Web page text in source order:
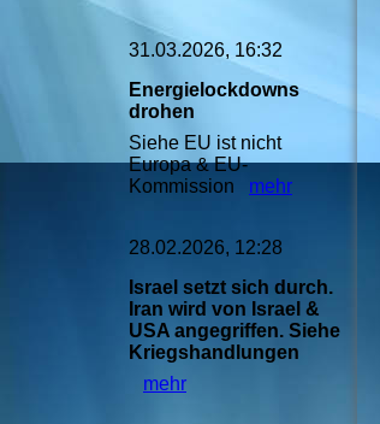
31.03.2026, 16:32
Energielockdowns
drohen
Siehe EU ist nicht
Europa & EU-
Kommission mehr
28.02.2026, 12:28
Israel setzt sich durch.
Iran wird von Israel &
USA angegriffen. Siehe
Kriegshandlungen
mehr